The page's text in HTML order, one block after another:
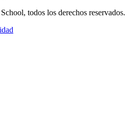
todos los derechos reservados.